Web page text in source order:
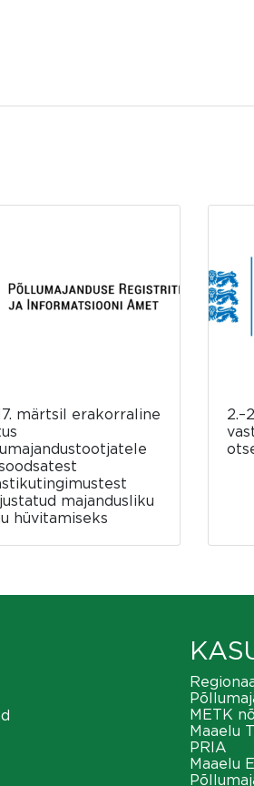
märtsil erakorraline
majandusliku
hüvitamiseks
METK
Maaelu
PRIA
Maaelu